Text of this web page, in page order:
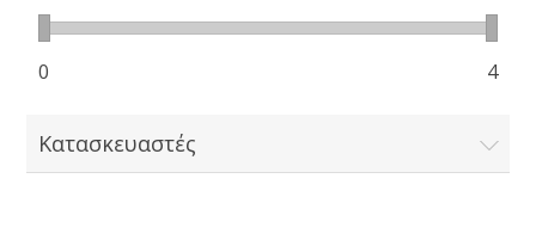
0 4
Κατασκευαστές